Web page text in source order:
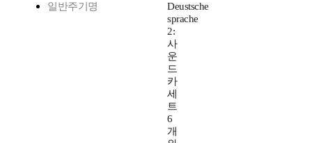
일반주기명
Deustsche
sprache
2:
사
운
드
카
세
트
6
개